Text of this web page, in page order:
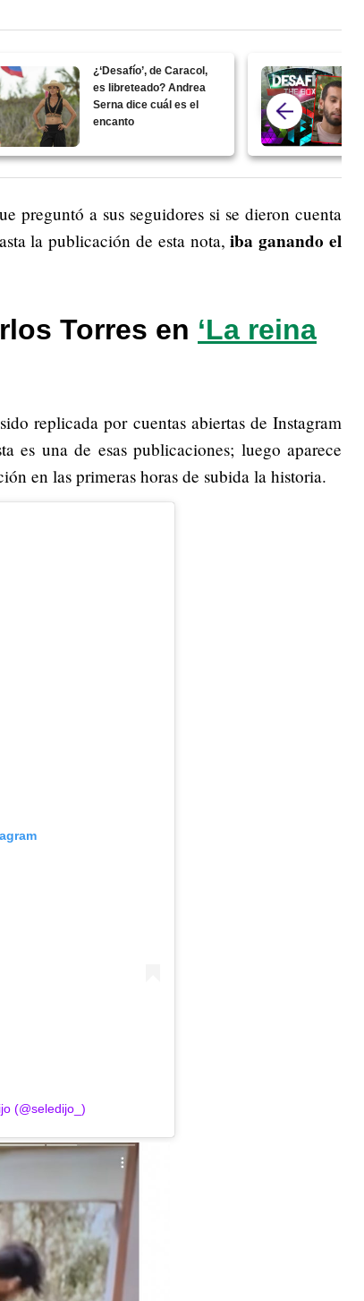
¿‘Desafío’, de Caracol,
es libreteado? Andrea
Serna dice cuál es el
encanto
preguntó a sus seguidores si se dieron cuenta
la publicación de esta nota,iba ganando el
Torres en ‘La reina
replicada por cuentas abiertas de Instagram
es una de esas publicaciones; luego aparece
en las primeras horas de subida la historia.
(@seledijo_)